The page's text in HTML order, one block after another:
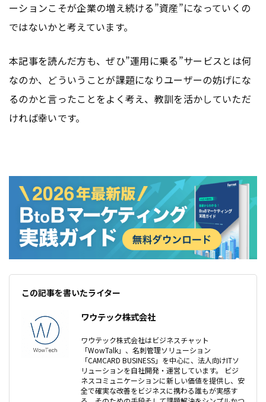
ーションこそが企業の増え続ける”資産”になっていくの
ではないかと考えています。
本記事を読んだ方も、ぜひ”運用に乗る”サービスとは何
なのか、どういうことが課題になりユーザーの妨げにな
るのかと言ったことをよく考え、教訓を活かしていただ
ければ幸いです。
この記事を書いたライター
ワウテック株式会社
ワウテック株式会社はビジネスチャット
「WowTalk」、名刺管理ソリューション
「CAMCARD BUSINESS」を中心に、法人向けITソ
リューションを自社開発・運営しています。 ビジ
ネスコミュニケーションに新しい価値を提供し、安
全で確実な改善をビジネスに携わる誰もが実感す